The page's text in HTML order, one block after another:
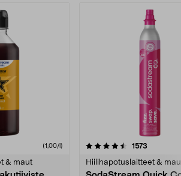
(1,00/l)
& maut
1573
Hiilihapotuslaitteet &
4.5 viidestä